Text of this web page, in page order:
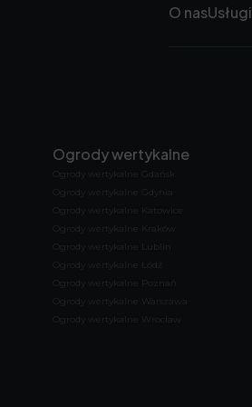
O nasUsługi
Ogrody wertykalne
Ogrody wertykalne Gdańsk
Ogrody wertykalne Gdynia
Ogrody wertykalne Katowice
Ogrody wertykalne Kraków
Ogrody wertykalne Lublin
Ogrody wertykalne Łódź
Ogrody wertykalne Poznań
Ogrody wertykalne Warszawa
Ogrody wertykalne Wrocław